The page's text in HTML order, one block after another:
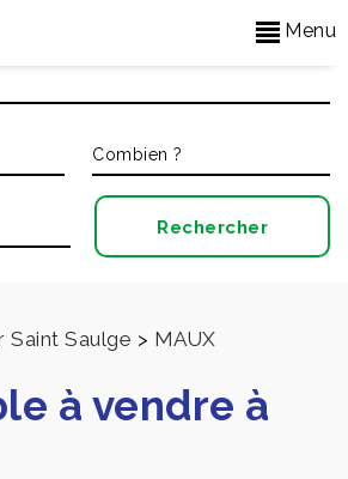
Menu
Saint Saulge > MAUX
à vendre à